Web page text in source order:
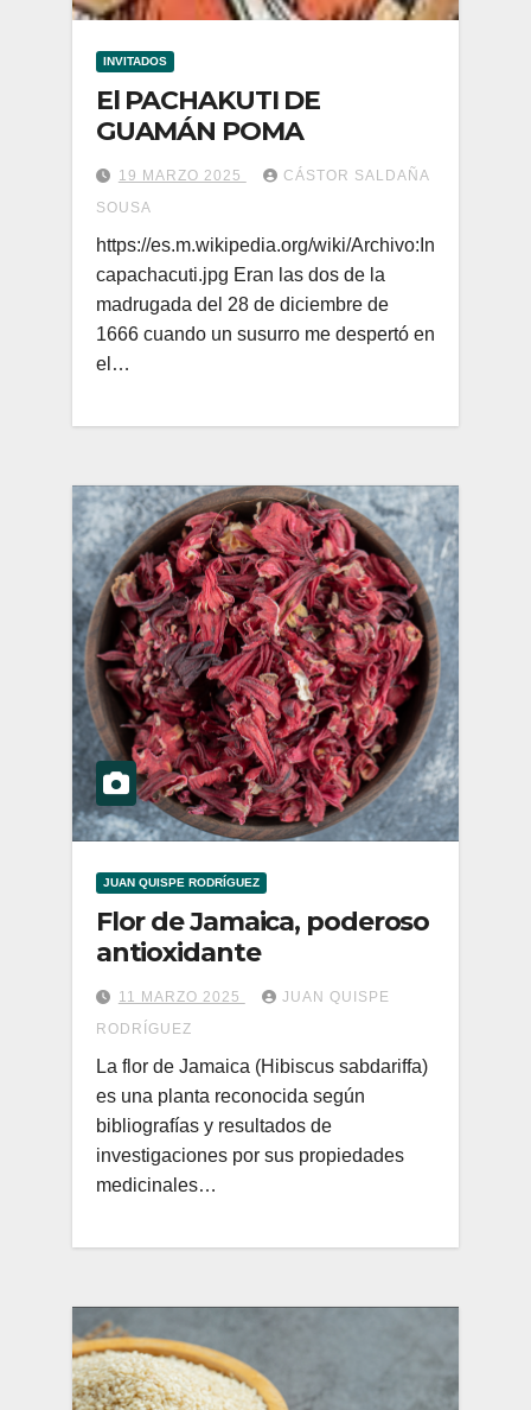
INVITADOS
El PACHAKUTI DE
GUAMÁN POMA
19 MARZO 2025
CÁSTOR SALDAÑA
SOUSA
https://es.m.wikipedia.org/wiki/Archivo:In
capachacuti.jpg Eran las dos de la
madrugada del 28 de diciembre de
1666 cuando un susurro me despertó en
el…
JUAN QUISPE RODRÍGUEZ
Flor de Jamaica, poderoso
antioxidante
11 MARZO 2025
JUAN QUISPE
RODRÍGUEZ
La flor de Jamaica (Hibiscus sabdariffa)
es una planta reconocida según
bibliografías y resultados de
investigaciones por sus propiedades
medicinales…